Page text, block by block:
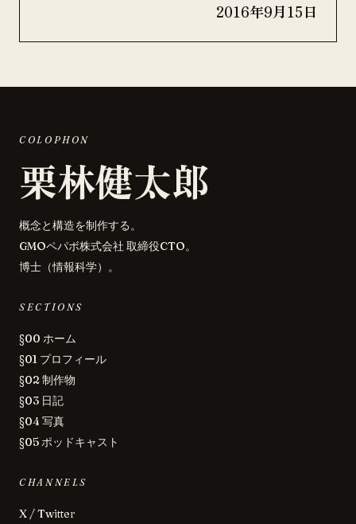
2016年9月15日
COLOPHON
栗林健太郎
概念と構造を制作する。
GMOペパボ株式会社 取締役CTO。
博士（情報科学）。
SECTIONS
§00 ホーム
§01 プロフィール
§02 制作物
§03 日記
§04 写真
§05 ポッドキャスト
CHANNELS
X / Twitter